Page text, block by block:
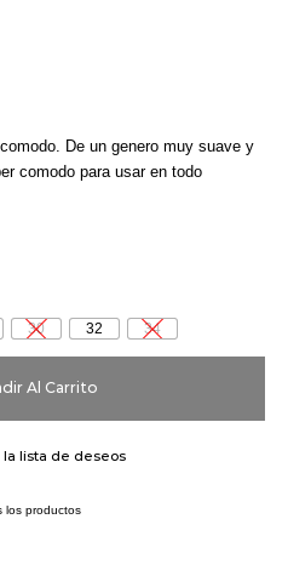
De un genero muy suave y
comodo para usar en todo
30 32 34
Al Carrito
la lista de deseos
los productos